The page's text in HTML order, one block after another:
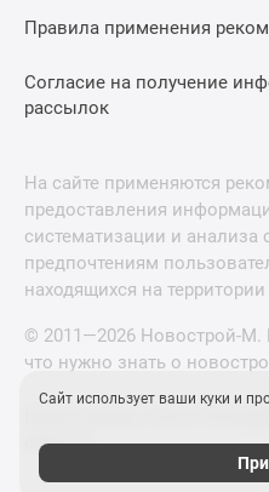
Правила применения
Согласие на получение
рассылок
На сайте применяются
предоставления
систематизации и анализа
предпочтениям
находящихся на
© 2011—2026 Новострой-
что нужно знать о
области
Сайт использует ваши куки и